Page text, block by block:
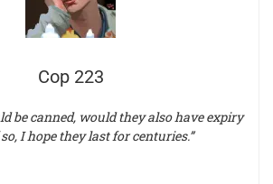
Cop 223
be canned, would they also have expiry
I hope they last for centuries.”